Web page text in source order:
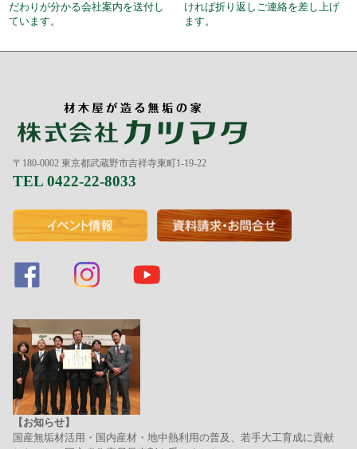
だわりが分かる会社案内を送付し
ています。
ければ折り返しご連絡を差し上げ
ます。
〒180-0002 東京都武蔵野市吉祥寺東町1-19-22
TEL 0422-22-8033
【お知らせ】
国産無垢材活用・国内産材・地中熱利用の普及、若手大工育成に貢献